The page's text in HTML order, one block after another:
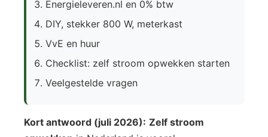
Energieleveren.nl en 0% btw
DIY, stekker 800 W, meterkast
VvE en huur
Checklist: zelf stroom opwekken starten
Veelgestelde vragen
Kort antwoord (juli 2026): Zelf stroom